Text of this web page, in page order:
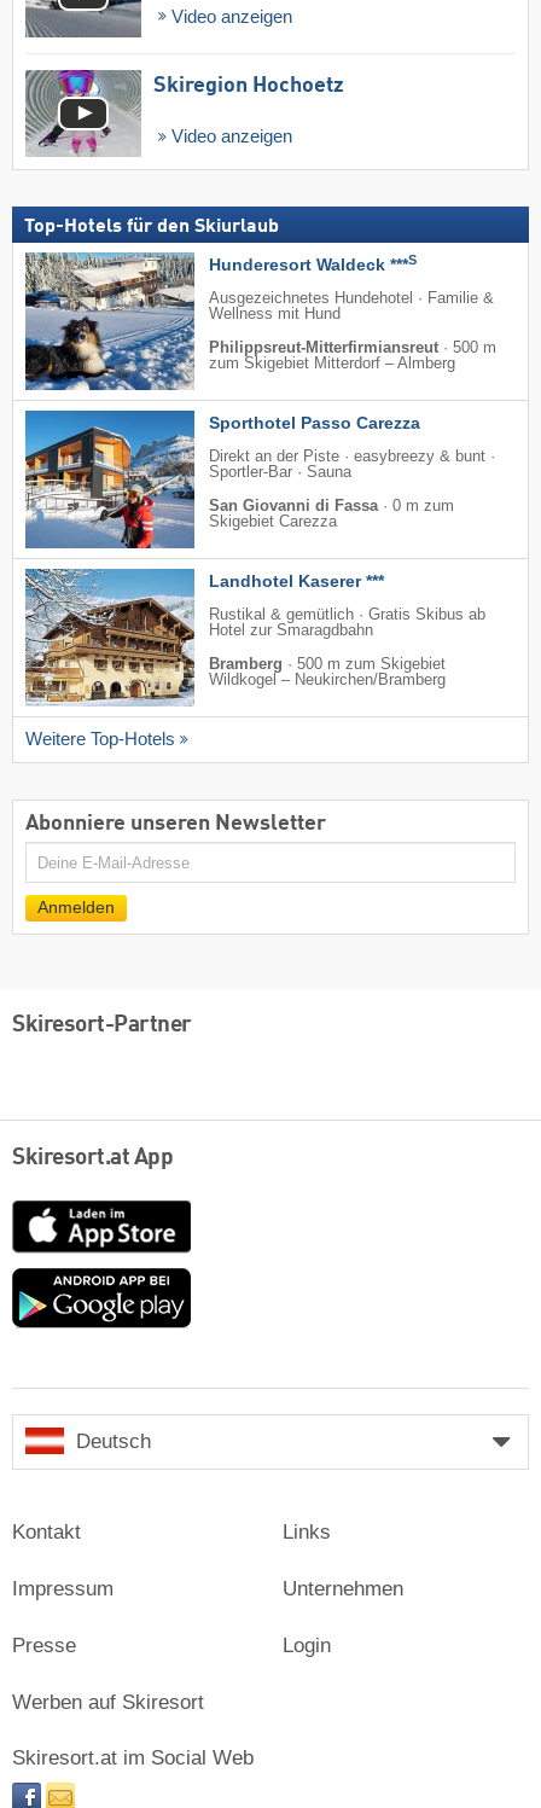
Video anzeigen
Skiregion Hochoetz
Video anzeigen
Top-Hotels für den Skiurlaub
Hunderesort Waldeck ***S
Ausgezeichnetes Hundehotel · Familie &
Wellness mit Hund
Philippsreut-Mitterfirmiansreut · 500 m
zum Skigebiet Mitterdorf – Almberg
Sporthotel Passo Carezza
Direkt an der Piste · easybreezy & bunt ·
Sportler-Bar · Sauna
San Giovanni di Fassa· 0 m zum
Skigebiet Carezza
Landhotel Kaserer ***
Rustikal & gemütlich · Gratis Skibus ab
Hotel zur Smaragdbahn
Bramberg · 500 m zum Skigebiet
Wildkogel – Neukirchen/​Bramberg
Weitere Top-Hotels
Abonniere unseren Newsletter
E-
Anmelden
Skiresort-Partner
Skiresort.at App
App
Store
Google
Deutsch
Kontakt
Impressum
Presse
Links
Unternehmen
Login
Werben auf Skiresort
Skiresort.at im Social Web